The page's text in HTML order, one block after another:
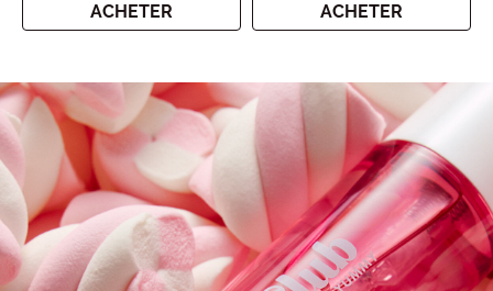
ACHETER ACHETER